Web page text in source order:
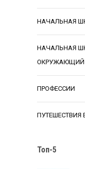
НАЧАЛЬНАЯ
НАЧАЛЬНАЯ
ОКРУЖАЮЩИЙ
ПРОФЕССИИ
ПУТЕШЕСТВИЯ
Топ-5